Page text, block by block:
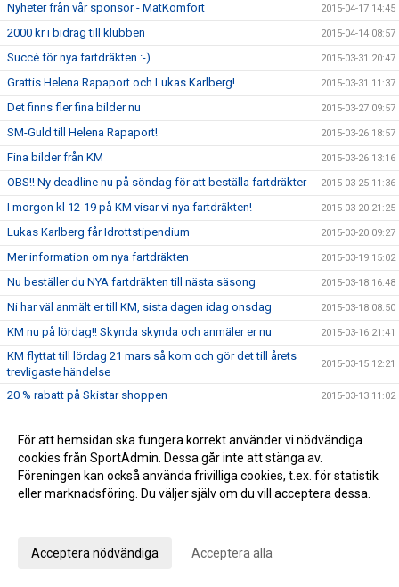
Nyheter från vår sponsor - MatKomfort 2015-04-17 14:45
2000 kr i bidrag till klubben 2015-04-14 08:57
Succé för nya fartdräkten :-) 2015-03-31 20:47
Grattis Helena Rapaport och Lukas Karlberg! 2015-03-31 11:37
Det finns fler fina bilder nu 2015-03-27 09:57
SM-Guld till Helena Rapaport! 2015-03-26 18:57
Fina bilder från KM 2015-03-26 13:16
OBS!! Ny deadline nu på söndag för att beställa fartdräkter 2015-03-25 11:36
I morgon kl 12-19 på KM visar vi nya fartdräkten! 2015-03-20 21:25
Lukas Karlberg får Idrottstipendium 2015-03-20 09:27
Mer information om nya fartdräkten 2015-03-19 15:02
Nu beställer du NYA fartdräkten till nästa säsong 2015-03-18 16:48
Ni har väl anmält er till KM, sista dagen idag onsdag 2015-03-18 08:50
KM nu på lördag!! Skynda skynda och anmäler er nu 2015-03-16 21:41
KM flyttat till lördag 21 mars så kom och gör det till årets
trevligaste händelse
2015-03-15 12:21
20 % rabatt på Skistar shoppen 2015-03-13 11:02
NY FARTDRÄKT 2015-03-11 11:44
Missa inte SWIX alpinstavar med 40 % rabatt 2015-03-09 11:41
Vill du ha middagen förberedd av en kock? 2015-03-06 10:29
Inbjudan till U10 tävlingen King of the Hill den 15 mars 2015
För att hemsidan ska fungera korrekt använder vi nödvändiga
cookies från SportAdmin. Dessa går inte att stänga av.
Föreningen kan också använda frivilliga cookies, t.ex. för statistik
eller marknadsföring. Du väljer själv om du vill acceptera dessa.
Acceptera nödvändiga Acceptera alla